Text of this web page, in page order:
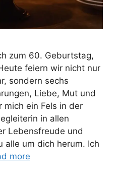
zum 60. Geburtstag,
feiern wir nicht nur
sondern sechs
Liebe, Mut und
mich ein Fels in der
in allen
Lebensfreude und
alle um dich herum. Ich
more